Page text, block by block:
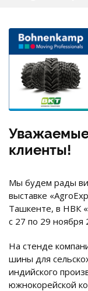
клиенты!
Мы будем рады
выставке
Ташкенте, в НВК
с 27 по 29 ноября
На стенде
шины для
индийского
южнокорейской